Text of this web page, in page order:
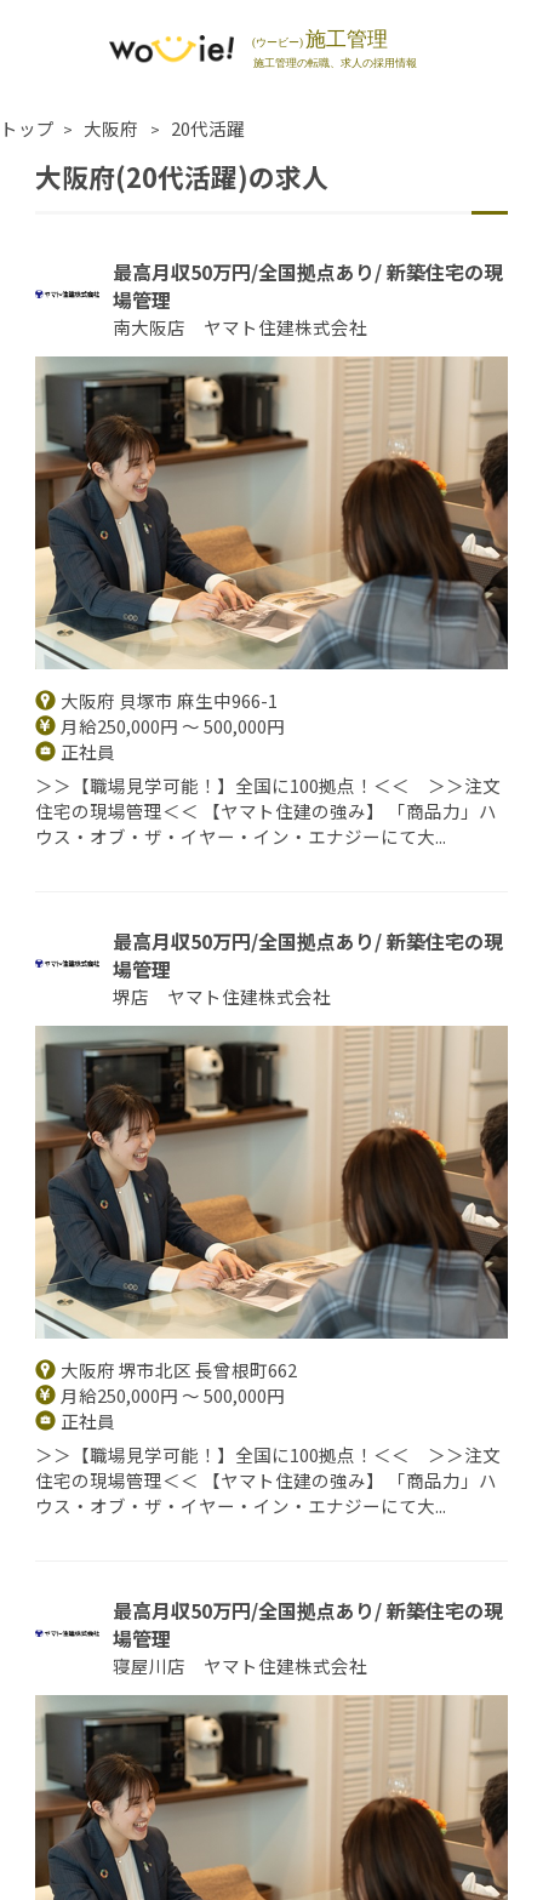
トップ 大阪府 20代活躍
大阪府(20代活躍)の求人
最高月収50万円/全国拠点あり/ 新築住宅の現
場管理
南大阪店 ヤマト住建株式会社
大阪府 貝塚市 麻生中966-1
月給250,000円 ～ 500,000円
正社員
＞＞【職場見学可能！】全国に100拠点！＜＜ ＞＞注文
住宅の現場管理＜＜ 【ヤマト住建の強み】 「商品力」ハ
ウス・オブ・ザ・イヤー・イン・エナジーにて大...
最高月収50万円/全国拠点あり/ 新築住宅の現
場管理
堺店 ヤマト住建株式会社
大阪府 堺市北区 長曾根町662
月給250,000円 ～ 500,000円
正社員
＞＞【職場見学可能！】全国に100拠点！＜＜ ＞＞注文
住宅の現場管理＜＜ 【ヤマト住建の強み】 「商品力」ハ
ウス・オブ・ザ・イヤー・イン・エナジーにて大...
最高月収50万円/全国拠点あり/ 新築住宅の現
場管理
寝屋川店 ヤマト住建株式会社